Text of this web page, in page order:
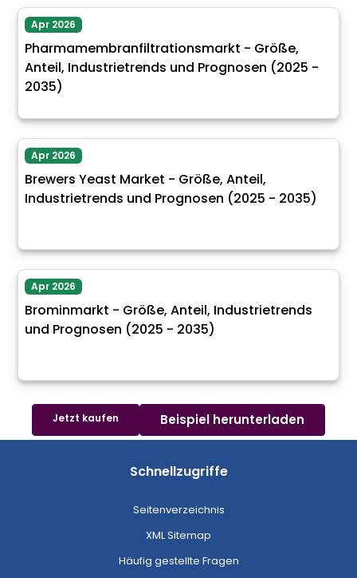
Apr 2026
Pharmamembranfiltrationsmarkt - Größe,
Anteil, Industrietrends und Prognosen (2025 -
2035)
Apr 2026
Brewers Yeast Market - Größe, Anteil,
Industrietrends und Prognosen (2025 - 2035)
Apr 2026
Brominmarkt - Größe, Anteil, Industrietrends
und Prognosen (2025 - 2035)
Jetzt kaufen Beispiel herunterladen
Schnellzugriffe
Seitenverzeichnis
XML Sitemap
Häufig gestellte Fragen